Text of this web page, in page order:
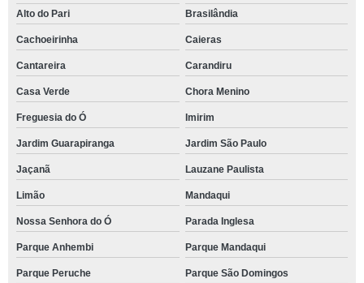
Alto do Pari
Brasilândia
Cachoeirinha Caieras
Cantareira Carandiru
Casa Verde Chora Menino
Freguesia do Ó Imirim
Jardim Guarapiranga Jardim São Paulo
Jaçanã Lauzane Paulista
Limão Mandaqui
Nossa Senhora do Ó Parada Inglesa
Parque Anhembi Parque Mandaqui
Parque Peruche Parque São Domingos